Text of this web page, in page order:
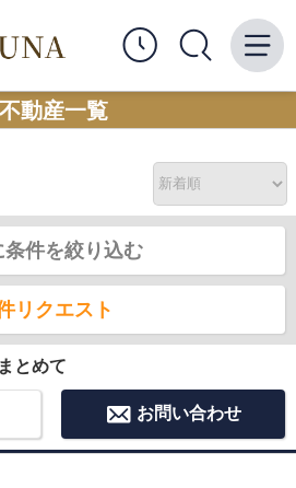
動産一覧
条件を絞り込む
リクエスト
とめて
お問い合わせ